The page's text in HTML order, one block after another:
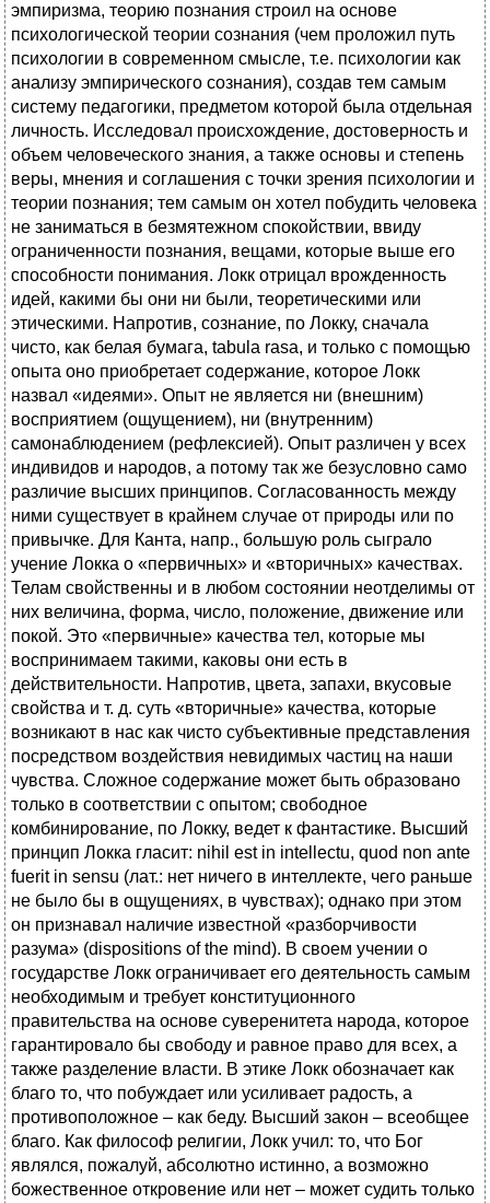
эмпиризма, теорию познания строил на основе
психологической теории сознания (чем проложил путь
психологии в современном смысле, т.е. психологии как
анализу эмпирического сознания), создав тем самым
систему педагогики, предметом которой была отдельная
личность. Исследовал происхождение, достоверность и
объем человеческого знания, а также основы и степень
веры, мнения и соглашения с точки зрения психологии и
теории познания; тем самым он хотел побудить человека
не заниматься в безмятежном спокойствии, ввиду
ограниченности познания, вещами, которые выше его
способности понимания. Локк отрицал врожденность
идей, какими бы они ни были, теоретическими или
этическими. Напротив, сознание, по Локку, сначала
чисто, как белая бумага, tabula rasa, и только с помощью
опыта оно приобретает содержание, которое Локк
назвал «идеями». Опыт не является ни (внешним)
восприятием (ощущением), ни (внутренним)
самонаблюдением (рефлексией). Опыт различен у всех
индивидов и народов, а потому так же безусловно само
различие высших принципов. Согласованность между
ними существует в крайнем случае от природы или по
привычке. Для Канта, напр., большую роль сыграло
учение Локка о «первичных» и «вторичных» качествах.
Телам свойственны и в любом состоянии неотделимы от
них величина, форма, число, положение, движение или
покой. Это «первичные» качества тел, которые мы
воспринимаем такими, каковы они есть в
действительности. Напротив, цвета, запахи, вкусовые
свойства и т. д. суть «вторичные» качества, которые
возникают в нас как чисто субъективные представления
посредством воздействия невидимых частиц на наши
чувства. Сложное содержание может быть образовано
только в соответствии с опытом; свободное
комбинирование, по Локку, ведет к фантастике. Высший
принцип Локка гласит: nihil est in intellectu, quod non ante
fuerit in sensu (лат.: нет ничего в интеллекте, чего раньше
не было бы в ощущениях, в чувствах); однако при этом
он признавал наличие известной «разборчивости
разума» (dispositions of the mind). В своем учении о
государстве Локк ограничивает его деятельность самым
необходимым и требует конституционного
правительства на основе суверенитета народа, которое
гарантировало бы свободу и равное право для всех, а
также разделение власти. В этике Локк обозначает как
благо то, что побуждает или усиливает радость, а
противоположное – как беду. Высший закон – всеобщее
благо. Как философ религии, Локк учил: то, что Бог
являлся, пожалуй, абсолютно истинно, а возможно
божественное откровение или нет – может судить только